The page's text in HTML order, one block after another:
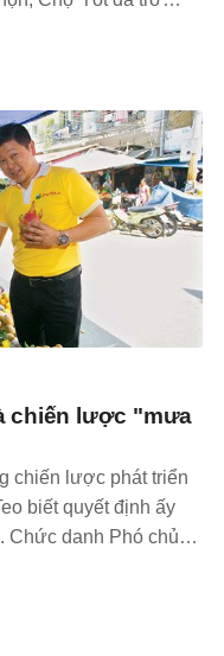
chiến lược "mưa
chiến lược phát triển
biết quyết định ấy
Chức danh Phó chủ